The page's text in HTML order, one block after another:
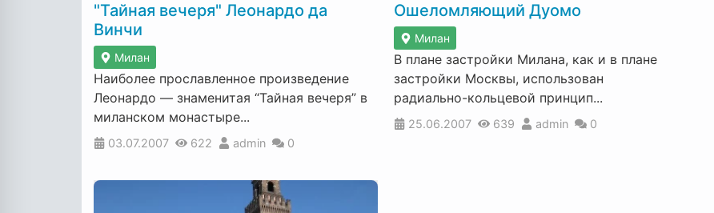
"Тайная вечеря" Леонардо да
Винчи
Милан
Наиболее прославленное произведение
Леонардо — знаменитая “Тайная вечеря” в
миланском монастыре...
03.07.2007 622 admin 0
Ошеломляющий Дуомо
Милан
В плане застройки Милана, как и в плане
застройки Москвы, использован
радиально-кольцевой принцип...
25.06.2007 639 admin 0